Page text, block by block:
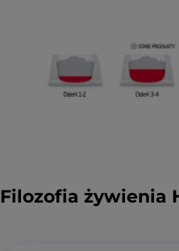
Filozofia żywienia